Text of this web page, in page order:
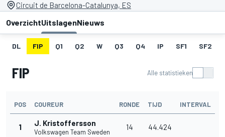
Circuit de Barcelona-Catalunya, ES
OverzichtUitslagenNieuws
DL FIP Q1 Q2 W Q3 Q4 IP SF1 SF2
FIP Alle statistieken
POS COUREUR RONDE TIJD INTERVAL
1 J. Kristoffersson
Volkswagen Team Sweden
14 44.424